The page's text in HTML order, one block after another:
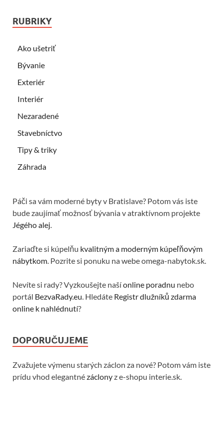
RUBRIKY
Ako ušetriť
Bývanie
Exteriér
Interiér
Nezaradené
Stavebníctvo
Tipy & triky
Záhrada
Páči sa vám moderné byty v Bratislave? Potom vás iste
bude zaujímať možnosť bývania v atraktívnom projekte
Jégého alej
Zariaďte si kúpelňu kvalitným a moderným kúpeľňovým
nábytkom . Pozrite si ponuku na webe omega-nabytok.sk.
Nevíte si rady? Vyzkoušejte našíonline poradnu nebo
portál BezvaRady.eu . Hledáte Registr dlužníků zdarma
online k nahlédnutí?
DOPORUČUJEME
Zvažujete výmenu starých záclon za nové? Potom vám iste
prídu vhod elegantnézáclonyz e-shopu interie.sk.